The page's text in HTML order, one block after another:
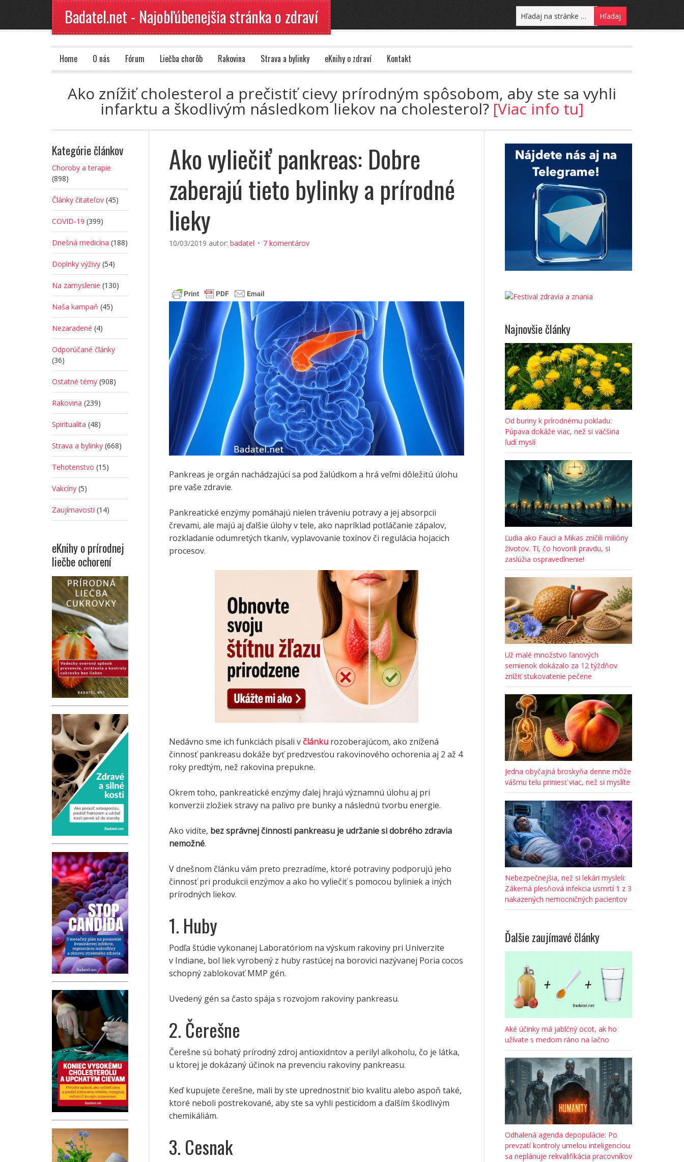
Badatel.net - Najobľúbenejšia stránka o zdraví
Home O nás Fórum Liečba chorôb Rakovina Strava a bylinky eKnihy o zdraví Kontakt
Ako znížiť cholesterol a prečistiť cievy prírodným spôsobom, aby ste sa vyhli
infarktu a škodlivým následkom liekov na cholesterol? [Viac info tu]
Ako vyliečiť pankreas: Dobre
zaberajú tieto bylinky a prírodné
lieky
10/03/2019 autor: badatel 7 komentárov
Pankreas je orgán nachádzajúci sa pod žalúdkom a hrá veľmi dôležitú úlohu
pre vaše zdravie.
Pankreatické enzýmy pomáhajú nielen tráveniu potravy a jej absorpcii
črevami, ale majú aj ďalšie úlohy v tele, ako napríklad potláčanie zápalov,
rozkladanie odumretých tkanív, vyplavovanie toxínov či regulácia hojacich
procesov.
Nedávno sme ich funkciách písali v článku rozoberajúcom, ako znížená
činnosť pankreasu dokáže byť predzvesťou rakovinového ochorenia aj 2 až 4
roky predtým, než rakovina prepukne.
Okrem toho, pankreatické enzýmy ďalej hrajú významnú úlohu aj pri
konverzii zložiek stravy na palivo pre bunky a následnú tvorbu energie.
Ako vidíte, bez správnej činnosti pankreasu je udržanie si dobrého zdravia
nemožné.
V dnešnom článku vám preto prezradíme, ktoré potraviny podporujú jeho
činnosť pri produkcii enzýmov a ako ho vyliečiť s pomocou byliniek a iných
prírodných liekov.
1. Huby
Podľa štúdie vykonanej Laboratóriom na výskum rakoviny pri Univerzite
v Indiane, bol liek vyrobený z huby rastúcej na borovici nazývanej Poria cocos
schopný zablokovať MMP gén.
Uvedený gén sa často spája s rozvojom rakoviny pankreasu.
2. Čerešne
Čerešne sú bohatý prírodný zdroj antioxidntov a perilyl alkoholu, čo je látka,
u ktorej je dokázaný účinok na prevenciu rakoviny pankreasu.
Keď kupujete čerešne, mali by ste uprednostniť bio kvalitu alebo aspoň také,
ktoré neboli postrekované, aby ste sa vyhli pesticídom a ďalším škodlivým
chemikáliám.
3. Cesnak
Najnovšie články
Od buriny k prírodnému pokladu:
Púpava dokáže viac, než si väčšina
ľudí myslí
Ľudia ako Fauci a Mikas zničili milióny
životov. Tí, čo hovorili pravdu, si
zaslúžia ospravedlnenie!
Už malé množstvo ľanových
semienok dokázalo za 12 týždňov
znížiť stukovatenie pečene
Jedna obyčajná broskyňa denne môže
vášmu telu priniesť viac, než si myslíte
Nebezpečnejšia, než si lekári mysleli:
Zákerná plesňová infekcia usmrtí 1 z 3
nakazených nemocničných pacientov
Ďalšie zaujímavé články
Aké účinky má jablčný ocot, ak ho
užívate s medom ráno na lačno
Odhalená agenda depopulácie: Po
prevzatí kontroly umelou inteligenciou
sa neplánuje rekvalifikácia pracovníkov
Kategórie článkov
Choroby a terapie
(898)
Články čitateľov (45)
COVID-19 (399)
Dnešná medicína (188)
Doplnky výživy (54)
Na zamyslenie (130)
Naša kampaň (45)
Nezaradené (4)
Odporúčané články
(36)
Ostatné témy (908)
Rakovina (239)
Spiritualita (48)
Strava a bylinky (668)
Tehotenstvo (15)
Vakcíny (5)
Zaujímavosti (14)
eKnihy o prírodnej
liečbe ochorení